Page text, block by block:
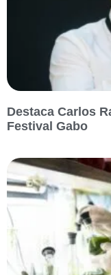
Destaca Carlos
Festival Gabo